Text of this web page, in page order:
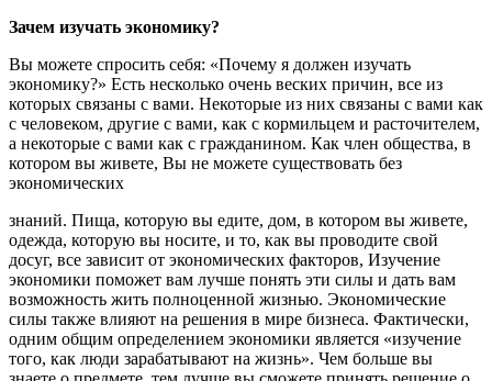
Зачем изучать экономику?
Вы можете спросить себя: «Почему я должен изучать
экономику?» Есть несколько очень веских причин, все из
которых связаны с вами. Некоторые из них связаны с вами как
с человеком, другие с вами, как с кормильцем и расточителем,
а некоторые с вами как с гражданином. Как член общества, в
котором вы живете, Вы не можете существовать без
экономических
знаний. Пища, которую вы едите, дом, в котором вы живете,
одежда, которую вы носите, и то, как вы проводите свой
досуг, все зависит от экономических факторов, Изучение
экономики поможет вам лучше понять эти силы и дать вам
возможность жить полноценной жизнью. Экономические
силы также влияют на решения в мире бизнеса. Фактически,
одним общим определением экономики является «изучение
того, как люди зарабатывают на жизнь». Чем больше вы